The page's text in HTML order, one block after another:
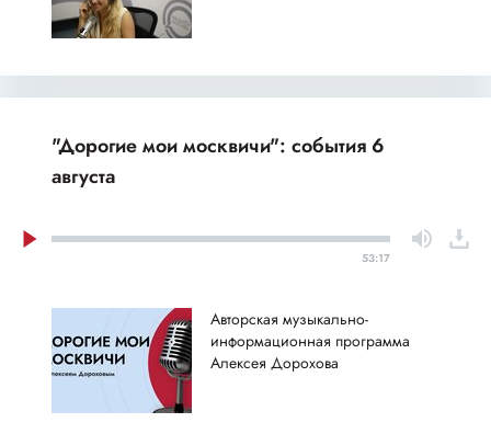
"Дорогие мои москвичи": события 6
августа
53:17
Авторская музыкально-
информационная программа
Алексея Дорохова